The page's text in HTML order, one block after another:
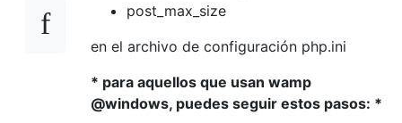
post_max_size
en el archivo de configuración php.ini
* para aquellos que usan wamp
@windows, puedes seguir estos pasos: *